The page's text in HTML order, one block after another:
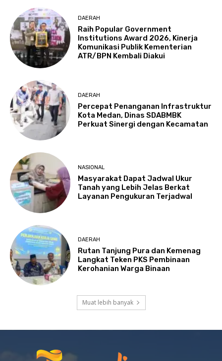
DAERAH
Raih Popular Government
Institutions Award 2026, Kinerja
Komunikasi Publik Kementerian
ATR/BPN Kembali Diakui
DAERAH
Percepat Penanganan Infrastruktur
Kota Medan, Dinas SDABMBK
Perkuat Sinergi dengan Kecamatan
NASIONAL
Masyarakat Dapat Jadwal Ukur
Tanah yang Lebih Jelas Berkat
Layanan Pengukuran Terjadwal
DAERAH
Rutan Tanjung Pura dan Kemenag
Langkat Teken PKS Pembinaan
Kerohanian Warga Binaan
Muat lebih banyak